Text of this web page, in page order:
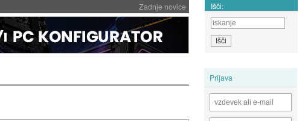
Zadnje novice Išči:
Prijava